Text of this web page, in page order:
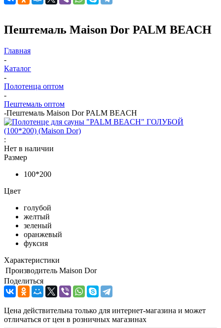
Пештемаль Maison Dor PALM BEACH
Главная
-
Каталог
-
Полотенца оптом
-
Пештемаль оптом
-Пештемаль Maison Dor PALM BEACH
:
Нет в наличии
Размер
100*200
Цвет
голубой
желтый
зеленый
оранжевый
фуксия
Характеристики
Производитель Maison Dor
Поделиться
Цена действительна только для интернет-магазина и может
отличаться от цен в розничных магазинах